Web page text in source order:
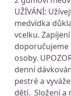
UŽÍVÁNÍ:
medvídka
vcelku.
doporučujeme
osoby.
denní
pestré a
dětí. Složení a